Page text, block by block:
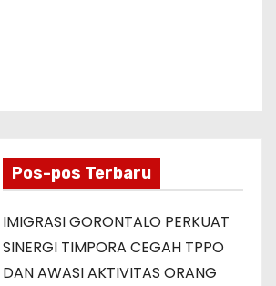
Pos-pos Terbaru
IMIGRASI GORONTALO PERKUAT
SINERGI TIMPORA CEGAH TPPO
DAN AWASI AKTIVITAS ORANG